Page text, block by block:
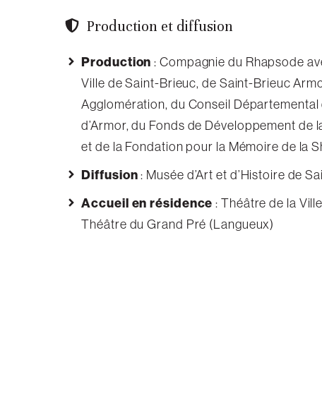
Production et diffusion
Production : Compagnie du Rhapsode
Ville de Saint-Brieuc, de Saint-Brieuc
Agglomération, du Conseil Départemental
d’Armor, du Fonds de Développement de
et de la Fondation pour la Mémoire de la
Diffusion : Musée d’Art et d’Histoire de
Accueil en résidence : Théâtre de la
Théâtre du Grand Pré (Langueux)